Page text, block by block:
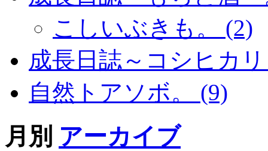
こしいぶきも。 (2)
成長日誌～コシヒカ
自然トアソボ。 (9)
月別 アーカイブ